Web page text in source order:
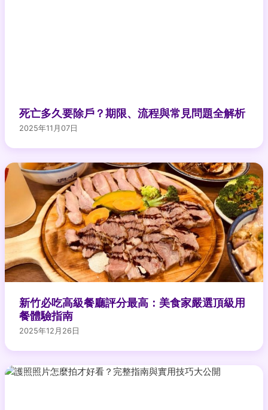
死亡多久要除戶？期限、流程與常見問題全解析
2025年11月07日
新竹必吃高級餐廳評分最高：美食家嚴選頂級用
餐體驗指南
2025年12月26日